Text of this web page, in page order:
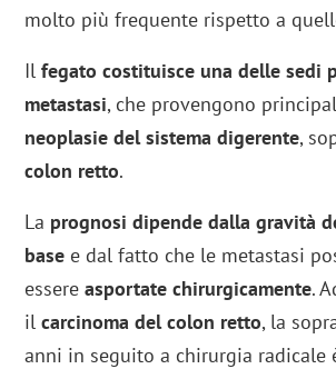
molto più frequente rispetto a
Ilfegato costituisce una delle sedi
metastasi, che provengono
neoplasie del sistema digerente,
colon retto.
La prognosi dipende dalla gravità
base e dal fatto che le metastasi
essereasportate chirurgicamente.
ilcarcinoma del colon retto, la
anni in seguito a chirurgia radicale